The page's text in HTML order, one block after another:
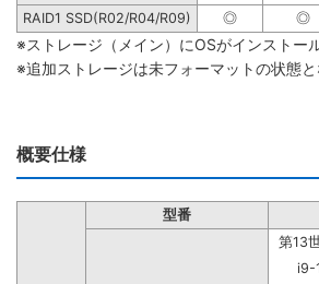
RAID1 SSD(R02/R04/R09)
◎ ◎
※ストレージ（メイン）にOSがインストー
※追加ストレージは未フォーマットの状態
概要仕様
型番
第13
i9-